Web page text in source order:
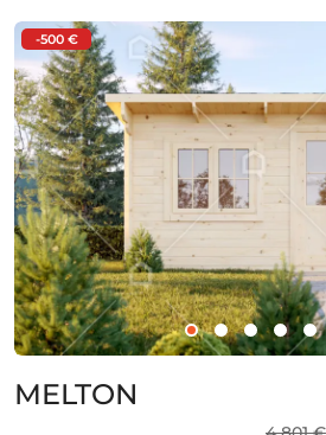
-500 €
MELTON